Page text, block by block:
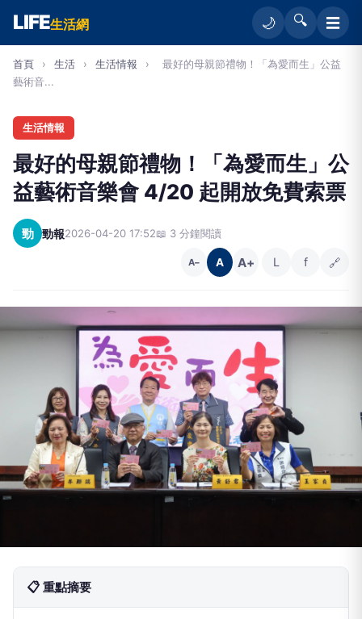
LIFE生活網 🌙 🔍 ☰
首頁 › 生活 › 生活情報 ›
最好的母親節禮物！「為愛而生」公益
藝術音...
生活情報
最好的母親節禮物！「為愛而生」公
益藝術音樂會 4/20 起開放免費索票
勁 勁報2026-04-20 17:52📖 3 分鐘閱讀
A− A A+ L f 🔗
📋 重點摘要